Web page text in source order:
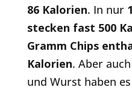
86 Kalorien. In nur
stecken fast 500
Gramm Chips
Kalorien. Aber
und Wurst haben